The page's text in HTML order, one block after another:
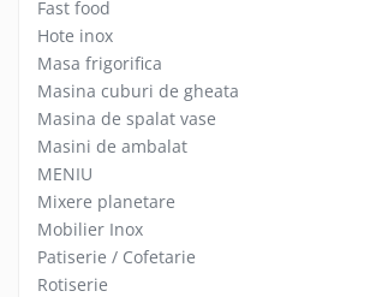
Masini de gatit
Friteuza
Fry top / Gratar cu roca vulcanica
Masina de fiert paste
Linie 700
Masini de gatit
Friteuza
Bain marie
Marmite
Fast food
Hote inox
Masa frigorifica
Masina cuburi de gheata
Masina de spalat vase
Masini de ambalat
MENIU
Mixere planetare
Mobilier Inox
Patiserie / Cofetarie
Rotiserie